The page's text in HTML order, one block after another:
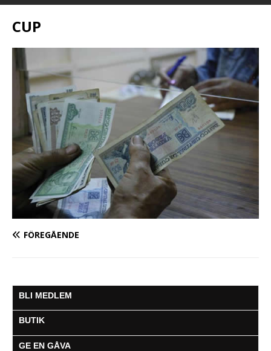
CUP
FÖREGÅENDE
BLI MEDLEM
BUTIK
GE EN GÅVA